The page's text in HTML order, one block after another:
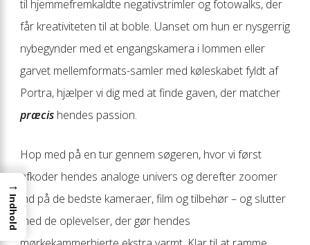
til hjemmefremkaldte negativstrimler og fotowalks, der
får kreativiteten til at boble. Uanset om hun er nysgerrig
nybegynder med et engangskamera i lommen eller
garvet mellemformats-samler med køleskabet fyldt af
Portra, hjælper vi dig med at finde gaven, der matcher
præcis hendes passion.
Hop med på en tur gennem søgeren, hvor vi først
afkoder hendes analoge univers og derefter zoomer
ind på de bedste kameraer, film og tilbehør – og slutter
med de oplevelser, der gør hendes
→
Indhold